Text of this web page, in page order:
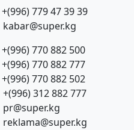
+(996) 779 47 39 39
kabar@super.kg
+(996) 770 882 500
+(996) 770 882 777
+(996) 770 882 502
+(996) 312 882 777
pr@super.kg
reklama@super.kg